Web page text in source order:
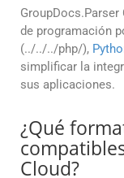
de programación
(../../../php/),
simplificar la
sus aplicaciones.
¿Qué
Cloud?